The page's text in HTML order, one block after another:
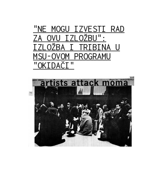
"NE MOGU IZVESTI RAD
ZA OVU IZLOŽBU":
IZLOŽBA I TRIBINA U
MSU-OVOM PROGRAMU
"OKIDAČI"